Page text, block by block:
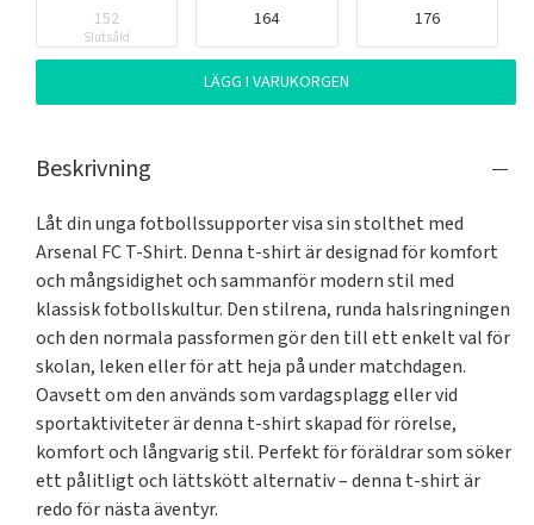
152
Slutsåld
164 176
LÄGG I VARUKORGEN
Beskrivning
Låt din unga fotbollssupporter visa sin stolthet med
Arsenal FC T-Shirt. Denna t-shirt är designad för komfort
och mångsidighet och sammanför modern stil med
klassisk fotbollskultur. Den stilrena, runda halsringningen
och den normala passformen gör den till ett enkelt val för
skolan, leken eller för att heja på under matchdagen.
Oavsett om den används som vardagsplagg eller vid
sportaktiviteter är denna t-shirt skapad för rörelse,
komfort och långvarig stil. Perfekt för föräldrar som söker
ett pålitligt och lättskött alternativ – denna t-shirt är
redo för nästa äventyr.